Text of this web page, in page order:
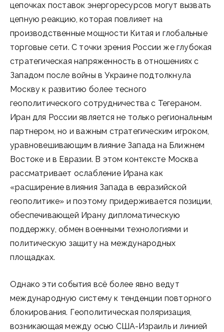
цепочках поставок энергоресурсов могут вызвать
цепную реакцию, которая повлияет на
производственные мощности Китая и глобальные
торговые сети. С точки зрения России же глубокая
стратегическая напряженность в отношениях с
Западом после войны в Украине подтолкнула
Москву к развитию более тесного
геополитического сотрудничества с Тегераном.
Иран для России является не только региональным
партнером, но и важным стратегическим игроком,
уравновешивающим влияние Запада на Ближнем
Востоке и в Евразии. В этом контексте Москва
рассматривает ослабление Ирана как
«расширение влияния Запада в евразийской
геополитике» и поэтому придерживается позиции,
обеспечивающей Ирану дипломатическую
поддержку, обмен военными технологиями и
политическую защиту на международных
площадках.
Однако эти события всё более явно ведут
международную систему к тенденции повторного
блокирования. Геополитическая поляризация,
возникающая между осью США-Израиль и линией